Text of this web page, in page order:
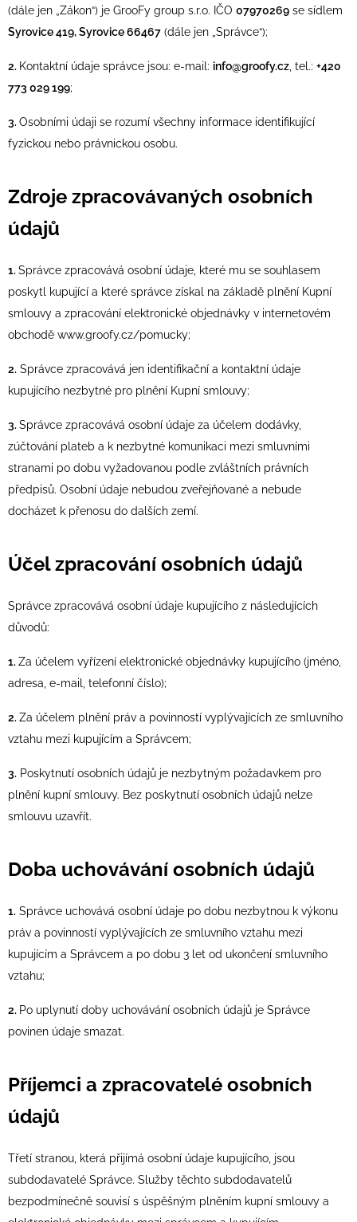
(dále jen „Zákon“) je GrooFy group s.r.o. IČO 07970269 se sídlem
Syrovice 419, Syrovice 66467 (dále jen „Správce“);
2. Kontaktní údaje správce jsou: e-mail: info@groofy.cz , tel.: +420
773 029 199;
3.Osobními údaji se rozumí všechny informace identifikující
fyzickou nebo právnickou osobu.
Zdroje zpracovávaných osobních
údajů
1.Správce zpracovává osobní údaje, které mu se souhlasem
poskytl kupující a které správce získal na základě plnění Kupní
smlouvy a zpracování elektronické objednávky v internetovém
obchodě www.groofy.cz/pomucky;
2. Správce zpracovává jen identifikační a kontaktní údaje
kupujícího nezbytné pro plnění Kupní smlouvy;
3.Správce zpracovává osobní údaje za účelem dodávky,
zúčtování plateb a k nezbytné komunikaci mezi smluvními
stranami po dobu vyžadovanou podle zvláštních právních
předpisů. Osobní údaje nebudou zveřejňované a nebude
docházet k přenosu do dalších zemí.
Účel zpracování osobních údajů
Správce zpracovává osobní údaje kupujícího z následujících
důvodů:
1.Za účelem vyřízení elektronické objednávky kupujícího (jméno,
adresa, e-mail, telefonní číslo);
2.Za účelem plnění práv a povinností vyplývajících ze smluvního
vztahu mezi kupujícím a Správcem;
3. Poskytnutí osobních údajů je nezbytným požadavkem pro
plnění kupní smlouvy. Bez poskytnutí osobních údajů nelze
smlouvu uzavřít.
Doba uchovávání osobních údajů
1. Správce uchovává osobní údaje po dobu nezbytnou k výkonu
práv a povinností vyplývajících ze smluvního vztahu mezi
kupujícím a Správcem a po dobu 3 let od ukončení smluvního
vztahu;
2. Po uplynutí doby uchovávání osobních údajů je Správce
povinen údaje smazat.
Příjemci a zpracovatelé osobních
údajů
Třetí stranou, která přijímá osobní údaje kupujícího, jsou
subdodavatelé Správce. Služby těchto subdodavatelů
bezpodmínečně souvisí s úspěšným plněním kupní smlouvy a